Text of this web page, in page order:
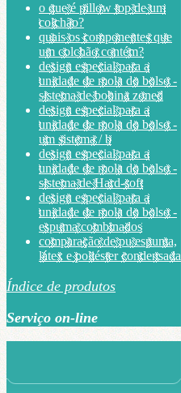
o que é pillow top de um
colchão?
quais os componentes que
um colchão contém?
design especial para a
unidade de mola do bolso -
sistema de bobina zoned
design especial para a
unidade de mola do bolso -
um sistema / b
design especial para a
unidade de mola do bolso -
sistema de Hard-soft
design especial para a
unidade de mola do bolso -
espuma combinados
comparação de pu espuma,
látex e poliéster condensada
Índice de produtos
Serviço on-line